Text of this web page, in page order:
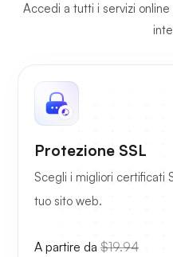
Accedi a tutti i servizi online
Protezione SSL
Scegli i migliori certificati
tuo sito web.
A partire da $19.94